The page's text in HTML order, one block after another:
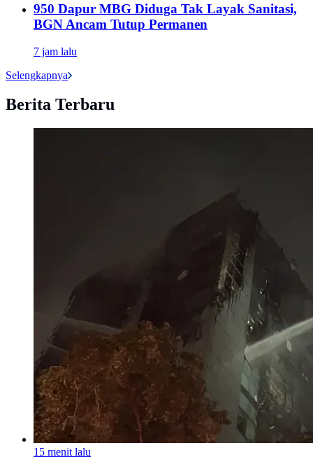
950 Dapur MBG Diduga Tak Layak Sanitasi,
BGN Ancam Tutup Permanen
7 jam lalu
Selengkapnya
Berita Terbaru
15 menit lalu